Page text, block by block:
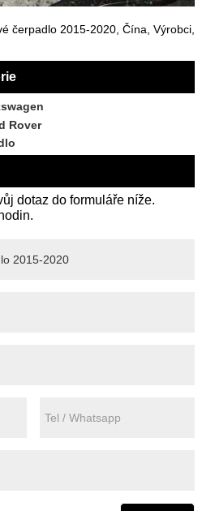
čerpadlo 2015-2020, Čína, Výrobci,
Rover
dotaz do formuláře níže.